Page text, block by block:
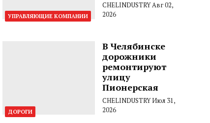
УПРАВЛЯЮЩИЕ КОМПАНИИ
CHELINDUSTRYАвг 02,
2026
ДОРОГИ
В Челябинске
дорожники
ремонтируют
улицу
Пионерская
CHELINDUSTRYИюл 31,
2026